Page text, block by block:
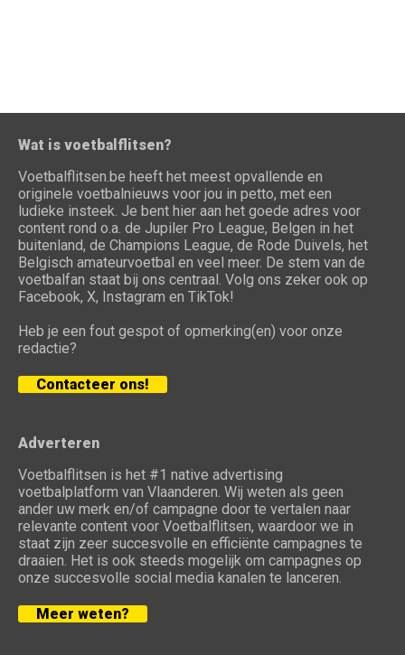
Wat is voetbalflitsen?
Voetbalflitsen.be heeft het meest opvallende en
originele voetbalnieuws voor jou in petto, met een
ludieke insteek. Je bent hier aan het goede adres voor
content rond o.a. de Jupiler Pro League, Belgen in het
buitenland, de Champions League, de Rode Duivels, het
Belgisch amateurvoetbal en veel meer. De stem van de
voetbalfan staat bij ons centraal. Volg ons zeker ook op
Facebook, X, Instagram en TikTok!
Heb je een fout gespot of opmerking(en) voor onze
redactie?
Contacteer ons!
Adverteren
Voetbalflitsen is het #1 native advertising
voetbalplatform van Vlaanderen. Wij weten als geen
ander uw merk en/of campagne door te vertalen naar
relevante content voor Voetbalflitsen, waardoor we in
staat zijn zeer succesvolle en efficiënte campagnes te
draaien. Het is ook steeds mogelijk om campagnes op
onze succesvolle social media kanalen te lanceren.
Meer weten?